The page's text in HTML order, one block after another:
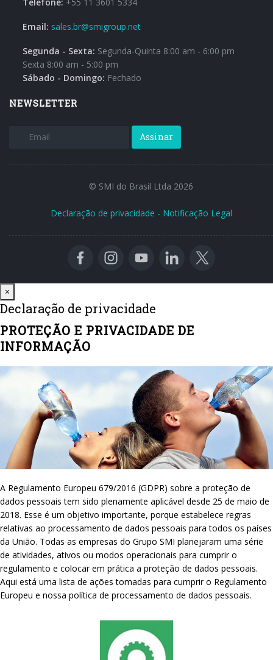
Email: sales.br@smigroup.net
Segunda - Sexta: Segunda-Quinta 8:00 am - 6:00 pm
Sexta 8:00 am - 5:00 pm
Sábado - Domingo: Fechado
NEWSLETTER
Assinar
© SMI do Brasil Ltda 2026
Declaração de privacidade - Notificação Legal
×
Declaração de privacidade
PROTEÇÃO E PRIVACIDADE DE
INFORMAÇÃO
A Regulamento Europeu 679/2016 (GDPR) sobre a proteção de
dados pessoais tem sido plenamente aplicável desde 25 de maio de
2018. Esse é um objetivo importante, porque estabelece regras
relativas ao processamento de dados pessoais para todos os países
da União. Todas as empresas do Grupo SMI planejaram uma série
de atividades, ativos ou modos operacionais para cumprir o
regulamento e colocar em prática a proteção de dados pessoais.
Aqui está uma lista de ações tomadas para cumprir o Regulamento
Europeu e nossa política de processamento de dados pessoais.